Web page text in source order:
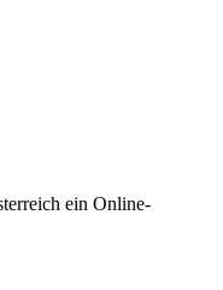
ein Online-